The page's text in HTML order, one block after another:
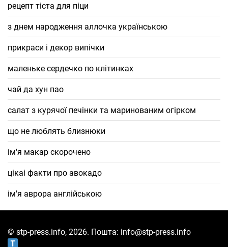
рецепт тіста для піци
з днем народження аллочка українською
прикраси і декор випічки
маленьке сердечко по клітинках
чай да хун пао
салат з курячої печінки та маринованим огірком
що не люблять близнюки
ім'я макар скорочено
цікаі факти про авокадо
ім'я аврора англійською
© stp-press.info, 2026. Пошта: info@stp-press.info